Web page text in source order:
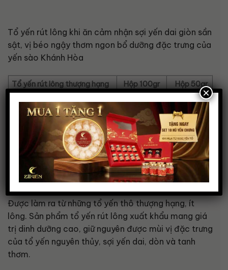
Tổ yến rút lông khi ăn cảm nhận sợi yến dai giòn sần
sật, vị béo ngậy thơm ngon bổ dưỡng đặc trưng của
yến sào Khánh Hòa
Tổ yến rút lông thượng hạng Hộp 100gr
Hộp 50gr
Giá bán lẻ
4.500.000 2.300.000
6. TỔ YẾN RÚT LÔNG XUẤT KHẨU (YẾN ĐỊNH
HÌNH VÀ YẾN RÚT LÔNG)
Tổ yến rút lông xuất khẩu là mặt hàng cao cấp nhất
và được làm theo tiêu chuẩn xuất khẩu của Yến
Sào xuất khẩu.
Được làm ra từ những tổ yến thô thượng hạng, ít
lông. Sản phẩm tổ yến rút lông xuất khẩu mang giá
trị dinh dưỡng cao, giữ nguyên được mùi vị đặc trưng
của tổ yến nguyên thủy, sợi yến dai, dòn và tanh
thơm.
×